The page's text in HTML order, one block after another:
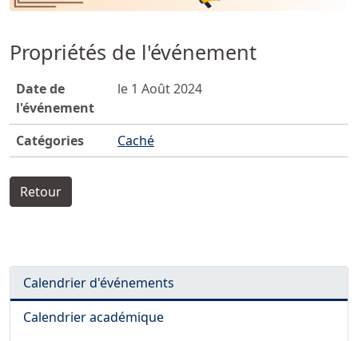
Propriétés de l'événement
Date de
l'événement
le 1 Août 2024
Catégories Caché
Retour
Calendrier d'événements
Calendrier académique